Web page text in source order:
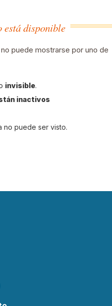
está disponible
puede mostrarse por uno de
invisible.
inactivos
no puede ser visto.